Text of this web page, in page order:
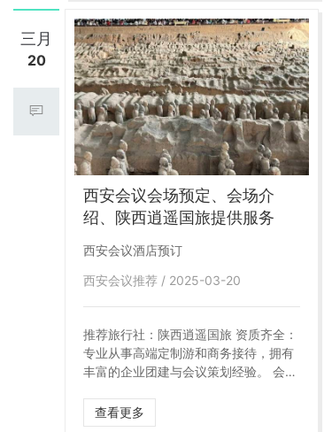
三月
20
西安会议会场预定、会场介
绍、陕西逍遥国旅提供服务
西安会议酒店预订
西安会议推荐 / 2025-03-20
推荐旅行社：陕西逍遥国旅 资质齐全：
专业从事高端定制游和商务接待，拥有
丰富的企业团建与会议策划经验。 会议
支持等服务，能够满足20人团队开会需
求。 车辆保障： 7座商务车+33座大巴
查看更多